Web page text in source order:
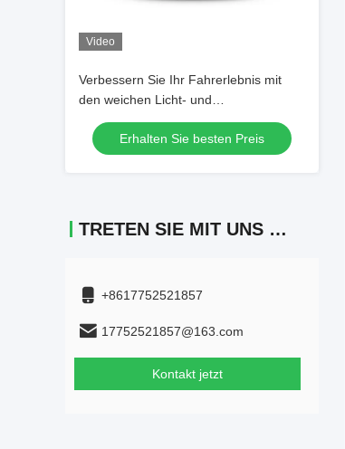
Video
Verbessern Sie Ihr Fahrerlebnis mit
den weichen Licht- und
Dekorationsstücken von NIO ES6 EV
Cars
Erhalten Sie besten Preis
TRETEN SIE MIT UNS IN VERBINDUNG
+8617752521857
17752521857@163.com
Kontakt jetzt